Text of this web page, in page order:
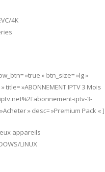
4K
»true » btn_size= »lg »
»ABONNEMENT IPTV 3 Mois
iptv-3-
» desc= »Premium Pack « ]
appareils
LINUX